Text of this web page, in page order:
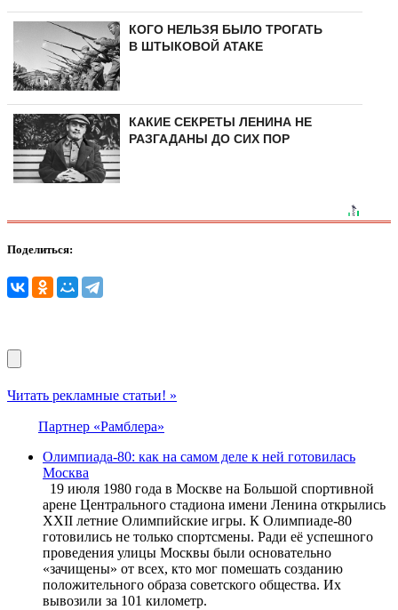
КОГО НЕЛЬЗЯ БЫЛО ТРОГАТЬ
В ШТЫКОВОЙ АТАКЕ
КАКИЕ СЕКРЕТЫ ЛЕНИНА НЕ
РАЗГАДАНЫ ДО СИХ ПОР
Поделиться:
Читать рекламные статьи! »
Партнер «Рамблера»
Олимпиада-80: как на самом деле к ней готовилась
Москва
19 июля 1980 года в Москве на Большой спортивной
арене Центрального стадиона имени Ленина открылись
XXII летние Олимпийские игры. К Олимпиаде-80
готовились не только спортсмены. Ради её успешного
проведения улицы Москвы были основательно
«зачищены» от всех, кто мог помешать созданию
положительного образа советского общества. Их
вывозили за 101 километр.